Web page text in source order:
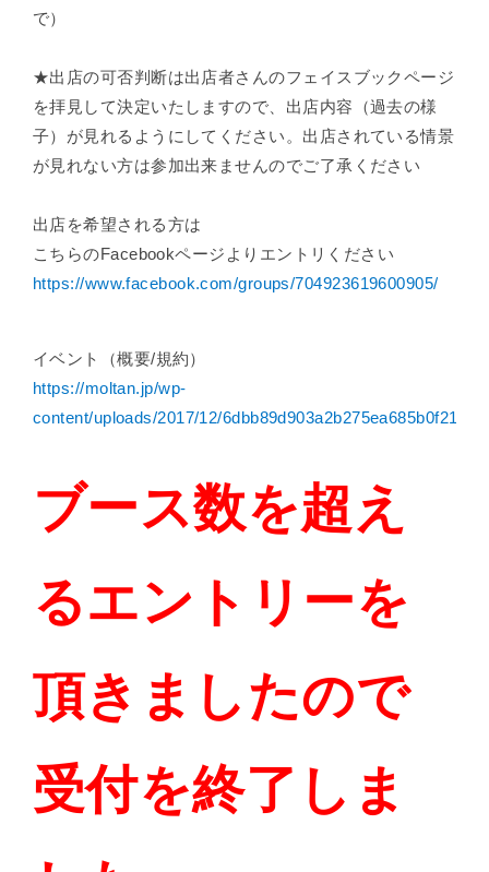
で）
★出店の可否判断は出店者さんのフェイスブックページ
を拝見して決定いたしますので、出店内容（過去の様
子）が見れるようにしてください。出店されている情景
が見れない方は参加出来ませんのでご了承ください
出店を希望される方は
こちらのFacebookページよりエントリください
https://www.facebook.com/groups/704923619600905/
イベント（概要/規約）
https://moltan.jp/wp-
content/uploads/2017/12/
ブース数を超え
るエントリーを
頂きましたので
受付を終了しま